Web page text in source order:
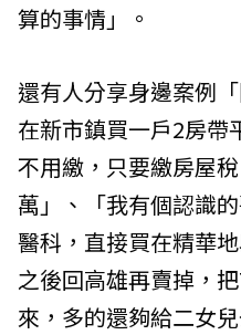
算的事情」。
還有人分享身邊案例
在新市鎮買一戶2房帶
不用繳，只要繳房屋
萬」、「我有個認識
醫科，直接買在精華
之後回高雄再賣掉，
來，多的還夠給二女